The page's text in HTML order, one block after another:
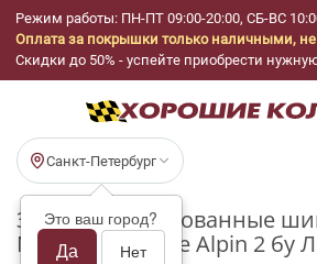
Режим работы: ПН-ПТ 09:00-20:00, СБ-ВС
Оплата за покрышки только наличными,
Скидки до 50% - успейте приобрести
Санкт-Петербург
Это ваш город?
Да Нет
Зимние нешипованные
Michelin Latitude Alpin 2 бу